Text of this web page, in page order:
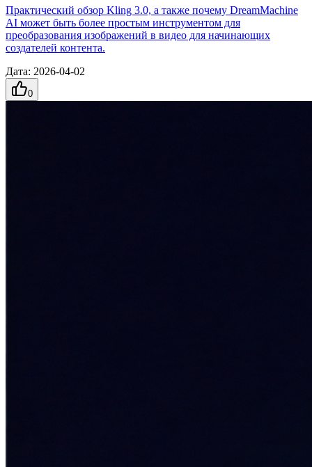
Практический обзор Kling 3.0, а также почему DreamMachine
AI может быть более простым инструментом для
преобразования изображений в видео для начинающих
создателей контента.
Дата: 2026-04-02
0